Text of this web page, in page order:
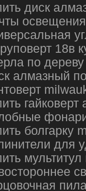
диск
18в
по
алмазный
болгарку
для